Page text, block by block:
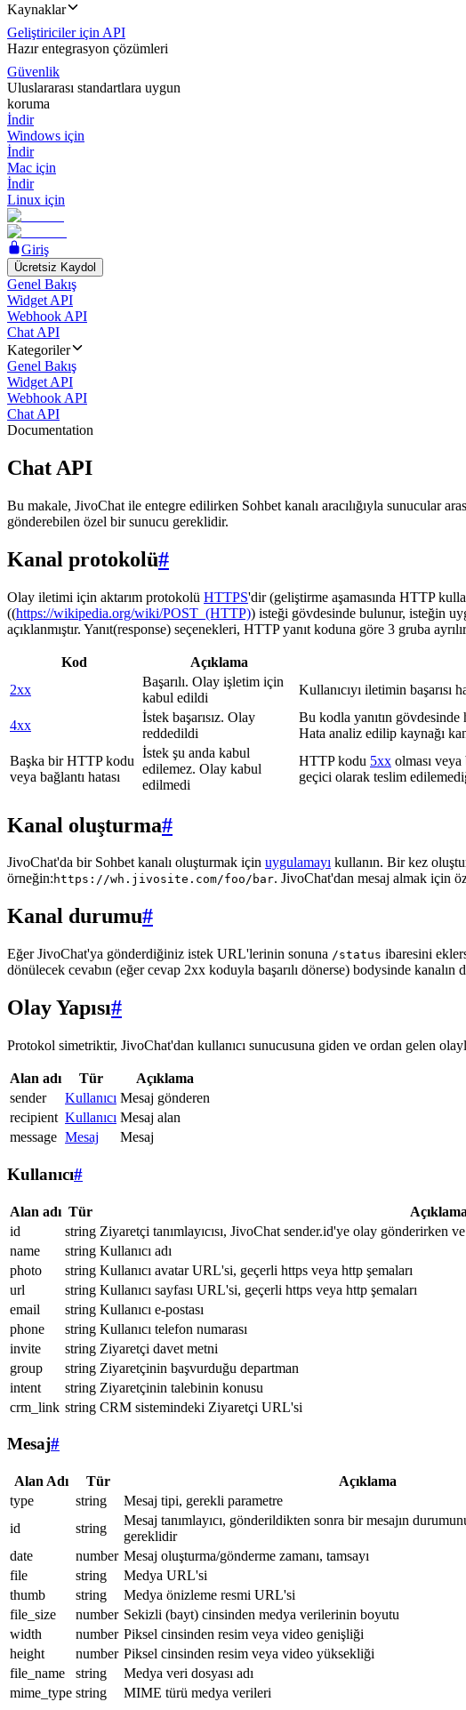
Kaynaklar
Geliştiriciler için API
Hazır entegrasyon çözümleri
Güvenlik
Uluslararası standartlara uygun
koruma
İndir
Windows için
İndir
Mac için
İndir
Linux için
Giriş
Ücretsiz Kaydol
Genel Bakış
Widget API
Webhook API
Chat API
Kategoriler
Genel Bakış
Widget API
Webhook API
Chat API
Documentation
Chat API
Bu makale, JivoChat ile entegre edilirken Sohbet kanalı aracılığıyla sunucular
gönderebilen özel bir sunucu gereklidir.
Kanal protokolü#
Olay iletimi için aktarım protokolü HTTPS'dir (geliştirme aşamasında HTTP
((https://wikipedia.org/wiki/POST_(HTTP)) isteği gövdesinde bulunur, isteğin
açıklanmıştır. Yanıt(response) seçenekleri, HTTP yanıt koduna göre 3 gruba
Kod Açıklama
2xx
Başarılı. Olay işletim için
kabul edildi
Kullanıcıyı iletimin başarısı
4xx
İstek başarısız. Olay
reddedildi
Bu kodla yanıtın
Hata analiz edilip kaynağı
Başka bir HTTP kodu
veya bağlantı hatası
İstek şu anda kabul
edilemez. Olay kabul
edilmedi
HTTP kodu 5xx olması
geçici olarak teslim
Kanal oluşturma#
JivoChat'da bir Sohbet kanalı oluşturmak için uygulamayı kullanın. Bir kez
örneğin: https://wh.jivosite.com/foo/bar. JivoChat'dan mesaj almak için
Kanal durumu#
Eğer JivoChat'ya gönderdiğiniz istek URL'lerinin sonuna /status ibaresini
dönülecek cevabın (eğer cevap 2xx koduyla başarılı dönerse) bodysinde
Olay Yapısı#
Protokol simetriktir, JivoChat'dan kullanıcı sunucusuna giden ve ordan gelen
Alan adı Tür
Açıklama
sender
Kullanıcı Mesaj gönderen
recipient Kullanıcı Mesaj alan
message Mesaj Mesaj
Kullanıcı#
Alan adı Tür Açıklama
id
string Ziyaretçi tanımlayıcısı, JivoChat sender.id'ye olay gönderirken
name
string Kullanıcı adı
photo
string Kullanıcı avatar URL'si, geçerli https veya http şemaları
url
string Kullanıcı sayfası URL'si, geçerli https veya http şemaları
email
string Kullanıcı e-postası
phone
string Kullanıcı telefon numarası
invite
string Ziyaretçi davet metni
group
string Ziyaretçinin başvurduğu departman
intent
string Ziyaretçinin talebinin konusu
crm_link string CRM sistemindeki Ziyaretçi URL'si
Mesaj#
Alan Adı Tür Açıklama
type
string Mesaj tipi, gerekli parametre
id
string
Mesaj tanımlayıcı, gönderildikten sonra bir mesajın
gereklidir
date
number Mesaj oluşturma/gönderme zamanı, tamsayı
file
string Medya URL'si
thumb
string Medya önizleme resmi URL'si
file_size
number Sekizli (bayt) cinsinden medya verilerinin boyutu
width
number Piksel cinsinden resim veya video genişliği
height
number Piksel cinsinden resim veya video yüksekliği
file_name
string Medya veri dosyası adı
mime_type string MIME türü medya verileri